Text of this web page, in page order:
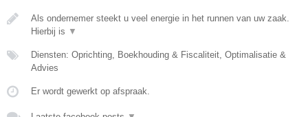
Als ondernemer steekt u veel energie in het runnen van uw zaak.
Hierbij is ▼
Diensten: Oprichting, Boekhouding & Fiscaliteit, Optimalisatie &
Advies
Er wordt gewerkt op afspraak.